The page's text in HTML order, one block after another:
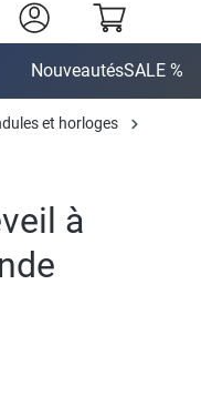
NouveautésSALE %
et horloges
à